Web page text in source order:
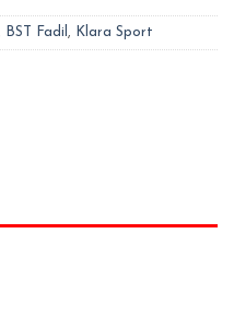
BST Fadil , Klara Sport